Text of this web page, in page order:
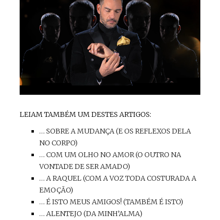
LEIAM TAMBÉM UM DESTES ARTIGOS:
… SOBRE A MUDANÇA (E OS REFLEXOS DELA
NO CORPO)
… COM UM OLHO NO AMOR (O OUTRO NA
VONTADE DE SER AMADO)
… A RAQUEL (COM A VOZ TODA COSTURADA A
EMOÇÃO)
… É ISTO MEUS AMIGOS! (TAMBÉM É ISTO)
… ALENTEJO (DA MINH’ALMA)